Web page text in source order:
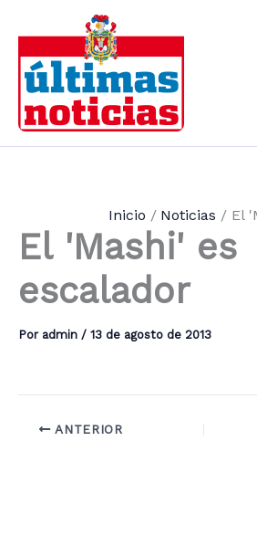
contenido
Inicio Noticias El
El 'Mashi' es
escalador
Por admin / 13 de agosto de 2013
ANTERIOR